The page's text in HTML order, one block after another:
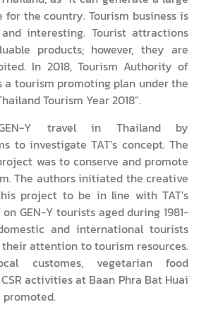
the country. Tourism business is
interesting. Tourist attractions
products; however, they are
In 2018, Tourism Authority of
a tourism promoting plan under the
Tourism Year 2018”.
Y travel in Thailand by
to investigate TAT’s concept. The
was to conserve and promote
The authors initiated the creative
project to be in line with TAT’s
GEN-Y tourists aged during 1981-
and international tourists
attention to tourism resources.
customes, vegetarian food
activities at Baan Phra Bat Huai
promoted.